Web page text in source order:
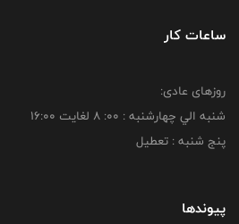
ساعات کار
روزهای عادی:
شنبه الي چهارشنبه : 00: 8 لغايت 16:00
پنج شنبه : تعطیل
پیوندها